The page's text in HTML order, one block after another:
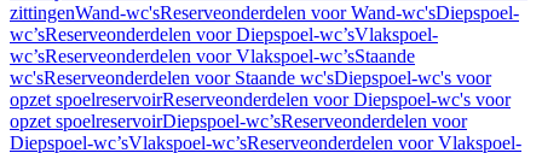
zittingenWand-wc'sReserveonderdelen voor Wand-wc'sDiepspoel-
wc’sReserveonderdelen voor Diepspoel-wc’sVlakspoel-
wc’sReserveonderdelen voor Vlakspoel-wc’sStaande
wc'sReserveonderdelen voor Staande wc'sDiepspoel-wc's voor
opzet spoelreservoirReserveonderdelen voor Diepspoel-wc's voor
opzet spoelreservoirDiepspoel-wc’sReserveonderdelen voor
Diepspoel-wc’sVlakspoel-wc’sReserveonderdelen voor Vlakspoel-